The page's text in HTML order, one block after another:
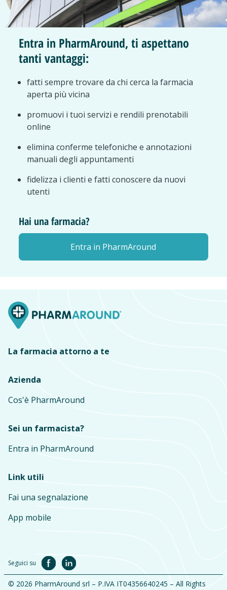
Entra in PharmAround, ti aspettano
tanti vantaggi:
fatti sempre trovare da chi cerca la farmacia
aperta più vicina
promuovi i tuoi servizi e rendili prenotabili
online
elimina conferme telefoniche e annotazioni
manuali degli appuntamenti
fidelizza i clienti e fatti conoscere da nuovi
utenti
Hai una farmacia?
Entra in PharmAround
La farmacia attorno a te
Azienda
Cos'è PharmAround
Sei un farmacista?
Entra in PharmAround
Link utili
Fai una segnalazione
App mobile
Seguici su
© 2026 PharmAround srl – P.IVA IT04356640245 – All Rights